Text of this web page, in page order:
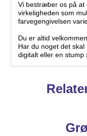
Vi bestræber os på
virkeligheden som
farvegengivelsen
Du er altid
Har du noget det
digitalt eller en stump